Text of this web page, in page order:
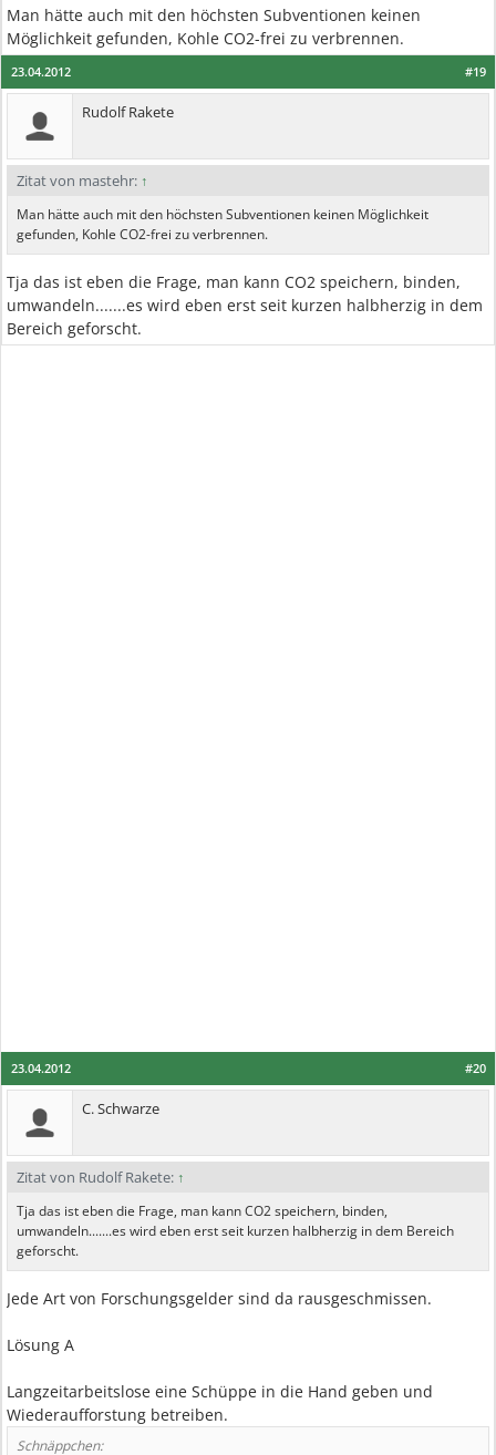
Man hätte auch mit den höchsten Subventionen keinen
Möglichkeit gefunden, Kohle CO2-frei zu verbrennen.
#19
23.04.2012
Rudolf Rakete
Zitat von mastehr: ↑
Man hätte auch mit den höchsten Subventionen keinen Möglichkeit
gefunden, Kohle CO2-frei zu verbrennen.
Tja das ist eben die Frage, man kann CO2 speichern, binden,
umwandeln.......es wird eben erst seit kurzen halbherzig in dem
Bereich geforscht.
#20
23.04.2012
C. Schwarze
Zitat von Rudolf Rakete: ↑
Tja das ist eben die Frage, man kann CO2 speichern, binden,
umwandeln.......es wird eben erst seit kurzen halbherzig in dem Bereich
geforscht.
Jede Art von Forschungsgelder sind da rausgeschmissen.
Lösung A
Langzeitarbeitslose eine Schüppe in die Hand geben und
Wiederaufforstung betreiben.
Schnäppchen: